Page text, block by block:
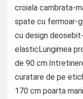
croiala cambrata-
spate cu fermoar-
cu design
elasticLungimea
de 90
curatare de pe
170 cm poarta